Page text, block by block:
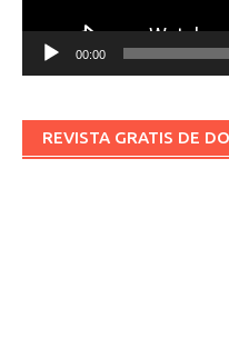
00:00
REVISTA GRATIS DE